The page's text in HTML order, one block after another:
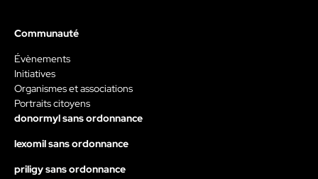
Communauté
Évènements
Initiatives
Organismes et associations
Portraits citoyens
donormyl sans ordonnance
lexomil sans ordonnance
priligy sans ordonnance